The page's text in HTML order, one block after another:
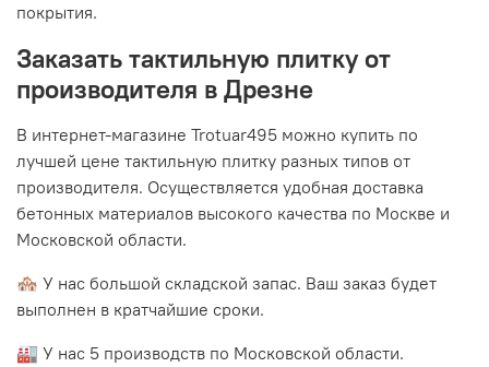
покрытия.
Заказать тактильную плитку от
производителя в Дрезне
В интернет-магазине Trotuar495 можно купить по
лучшей цене тактильную плитку разных типов от
производителя. Осуществляется удобная доставка
бетонных материалов высокого качества по Москве и
Московской области.
🏘 У нас большой складской запас. Ваш заказ будет
выполнен в кратчайшие сроки.
🏭 У нас 5 производств по Московской области.